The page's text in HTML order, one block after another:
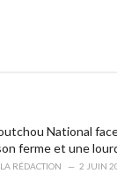
National
ferme et une
LA RÉDACTION 2 JUIN